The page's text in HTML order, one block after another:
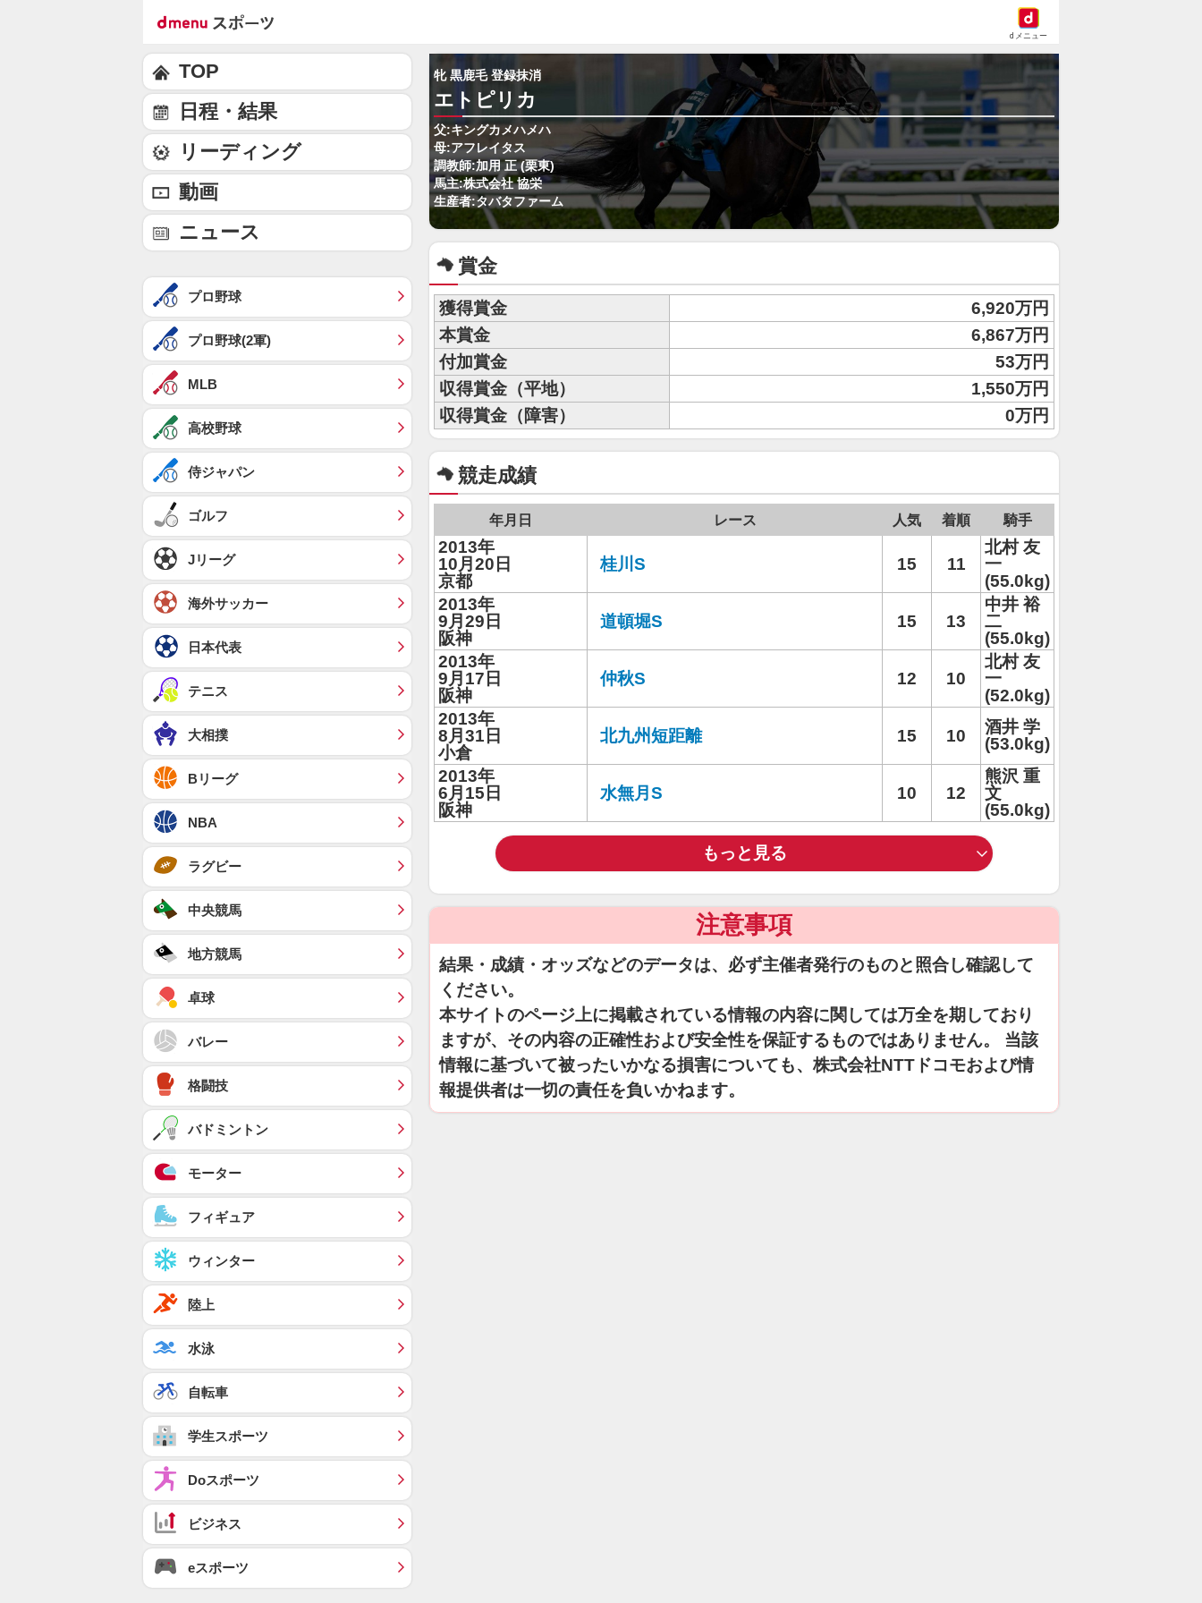
dメニュー
牝 黒鹿毛 登録抹消
エトピリカ
父:キングカメハメハ
母:アフレイタス
調教師:加用 正 (栗東)
馬主:株式会社 協栄
生産者:タバタファーム
賞金
獲得賞金
6,920万円
本賞金
6,867万円
付加賞金
53万円
収得賞金（平地）
1,550万円
収得賞金（障害）
0万円
競走成績
年月日 レース 人気 着順 騎手
2013年
10月20日
京都
桂川S 15 11
北村 友
一
(55.0kg)
2013年
9月29日
阪神
道頓堀S 15 13
中井 裕
二
(55.0kg)
2013年
9月17日
阪神
仲秋S 12 10
北村 友
一
(52.0kg)
2013年
8月31日
小倉
北九州短距離 15 10
酒井 学
(53.0kg)
2013年
6月15日
阪神
水無月S 10 12
熊沢 重
文
(55.0kg)
もっと見る
注意事項
結果・成績・オッズなどのデータは、必ず主催者発行のものと照合し確認して
ください。
本サイトのページ上に掲載されている情報の内容に関しては万全を期しており
ますが、その内容の正確性および安全性を保証するものではありません。 当該
情報に基づいて被ったいかなる損害についても、株式会社NTTドコモおよび情
報提供者は一切の責任を負いかねます。
TOP
日程・結果
リーディング
動画
ニュース
プロ野球
プロ野球(2軍)
MLB
高校野球
侍ジャパン
ゴルフ
Jリーグ
海外サッカー
日本代表
テニス
大相撲
Bリーグ
NBA
ラグビー
中央競馬
地方競馬
卓球
バレー
格闘技
バドミントン
モーター
フィギュア
ウィンター
陸上
水泳
自転車
学生スポーツ
Doスポーツ
ビジネス
eスポーツ